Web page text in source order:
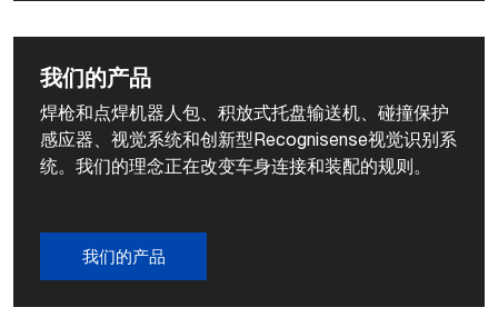
我们的产品
焊枪和点焊机器人包、积放式托盘输送机、碰撞保护
感应器、视觉系统和创新型Recognisense视觉识别系
统。我们的理念正在改变车身连接和装配的规则。
我们的产品